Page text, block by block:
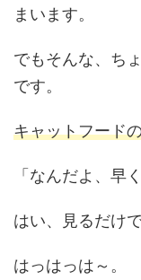
まいます。
でもそんな、ち
です。
キャットフード
「なんだよ、早
はい、見るだけで
はっはっは～。